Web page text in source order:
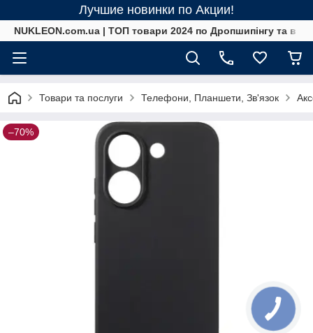
Лучшие новинки по Акции!
NUKLEON.com.ua | ТОП товари 2024 по Дропшипінгу та в
Товари та послуги Телефони, Планшети, Зв'язок
–70%